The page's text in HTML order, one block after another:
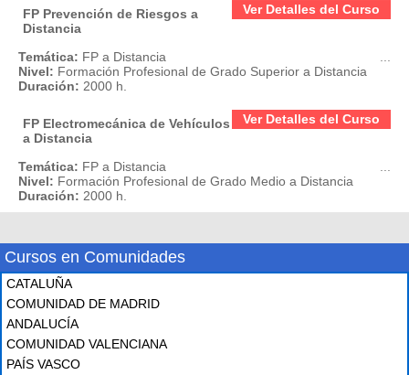
Ver Detalles del Curso
FP Prevención de Riesgos a
Distancia
Temática: FP a Distancia
Nivel: Formación Profesional de Grado Superior a Distancia
Duración: 2000 h.
Ver Detalles del Curso
FP Electromecánica de Vehículos
a Distancia
Temática: FP a Distancia
Nivel: Formación Profesional de Grado Medio a Distancia
Duración: 2000 h.
Cursos en Comunidades
CATALUÑA
COMUNIDAD DE MADRID
ANDALUCÍA
COMUNIDAD VALENCIANA
PAÍS VASCO